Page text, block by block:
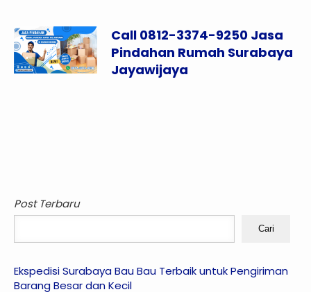
Call 0812-3374-9250 Jasa
Pindahan Rumah Surabaya
Jayawijaya
Post Terbaru
Cari
Ekspedisi Surabaya Bau Bau Terbaik untuk Pengiriman
Barang Besar dan Kecil